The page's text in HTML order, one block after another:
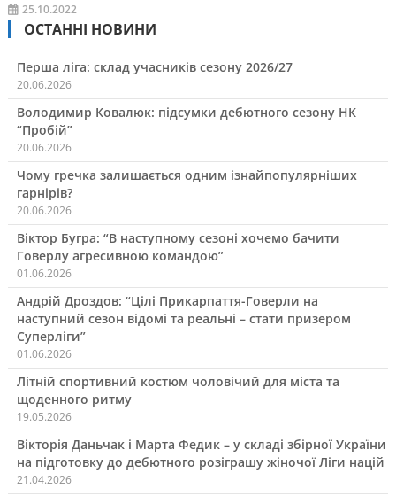
25.10.2022
ОСТАННІ НОВИНИ
Перша ліга: склад учасників сезону 2026/27
20.06.2026
Володимир Ковалюк: підсумки дебютного сезону НК
“Пробій”
20.06.2026
Чому гречка залишається одним ізнайпопулярніших
гарнірів?
20.06.2026
Віктор Бугра: “В наступному сезоні хочемо бачити
Говерлу агресивною командою”
01.06.2026
Андрій Дроздов: “Цілі Прикарпаття-Говерли на
наступний сезон відомі та реальні – стати призером
Суперліги”
01.06.2026
Літній спортивний костюм чоловічий для міста та
щоденного ритму
19.05.2026
Вікторія Даньчак і Марта Федик – у складі збірної України
на підготовку до дебютного розіграшу жіночої Ліги націй
21.04.2026